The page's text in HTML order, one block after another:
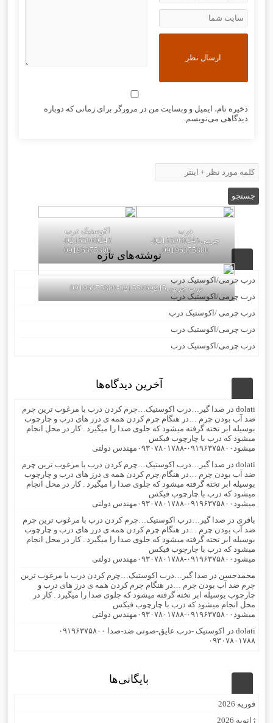
ذخیره نام، ایمیل و وبسایت من در مرورگر برای زمانی که دوباره
دیدگاهی می‌نویسم.
درب
چرمی02155969245-
09196375800
اکوستیک درب
02155969245-
09196375800
درب چرمی02155969245-09196375800
نوشته‌های تازه
درب چرمی/اکوستیک درب
درب چرمی/اکوستیک درب
درب چرمی /اکوستیک درب
درب چرمی/اکوستیک درب
درب چرمی/اکوستیک درب
آخرین دیدگاه‌ها
dolati در صدا گیر…درب اکوستیک…چرم کردن درب با مرغوب ترین چرم
ضد آب بودن چرم …در هنگام چرم کردن همه ی درز های درب و چارچوب
بوسیله ابر تخته گرفته میشود که جلوی صدا را میگیرد . کار در محل انجام
میشود که درب با چارچوب فیکس
میشود۰۹۱۹۶۳۷۵۸۰۰-۰۹۳۰۷۸۰۱۷۸۸مهندس دولتی
dolati در صدا گیر…درب اکوستیک…چرم کردن درب با مرغوب ترین چرم
ضد آب بودن چرم …در هنگام چرم کردن همه ی درز های درب و چارچوب
بوسیله ابر تخته گرفته میشود که جلوی صدا را میگیرد . کار در محل انجام
میشود که درب با چارچوب فیکس
میشود۰۹۱۹۶۳۷۵۸۰۰-۰۹۳۰۷۸۰۱۷۸۸مهندس دولتی
باقری در صدا گیر…درب اکوستیک…چرم کردن درب با مرغوب ترین چرم
ضد آب بودن چرم …در هنگام چرم کردن همه ی درز های درب و چارچوب
بوسیله ابر تخته گرفته میشود که جلوی صدا را میگیرد . کار در محل انجام
میشود که درب با چارچوب فیکس
میشود۰۹۱۹۶۳۷۵۸۰۰-۰۹۳۰۷۸۰۱۷۸۸مهندس دولتی
محمدحسن در صدا گیر…درب اکوستیک…چرم کردن درب با مرغوب ترین
چرم ضد آب بودن چرم …در هنگام چرم کردن همه ی درز های درب و
چارچوب بوسیله ابر تخته گرفته میشود که جلوی صدا را میگیرد . کار در
محل انجام میشود که درب با چارچوب فیکس
میشود۰۹۱۹۶۳۷۵۸۰۰-۰۹۳۰۷۸۰۱۷۸۸مهندس دولتی
dolati در
اکوستیک -درب عایق-صوتی ضد-صدا ۰۹۱۹۶۳۷۵۸۰۰
۰۹۳۰۷۸۰۱۷۸۸
بایگانی‌ها
فوریه 2026
ژانویه 2026